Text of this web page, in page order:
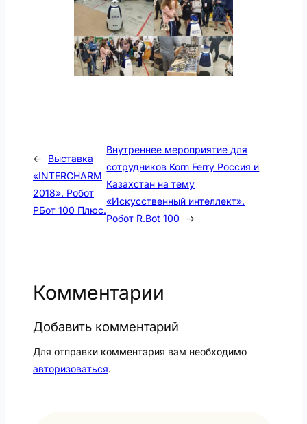
←
Выставка
«INTERCHARM
2018». Робот
РБот 100 Плюс.
Внутреннее мероприятие для
сотрудников Korn Ferry Россия и
Казахстан на тему
«Искусственный интеллект».
Робот R.Bot 100
→
Комментарии
Добавить комментарий
Для отправки комментария вам необходимо
авторизоваться.